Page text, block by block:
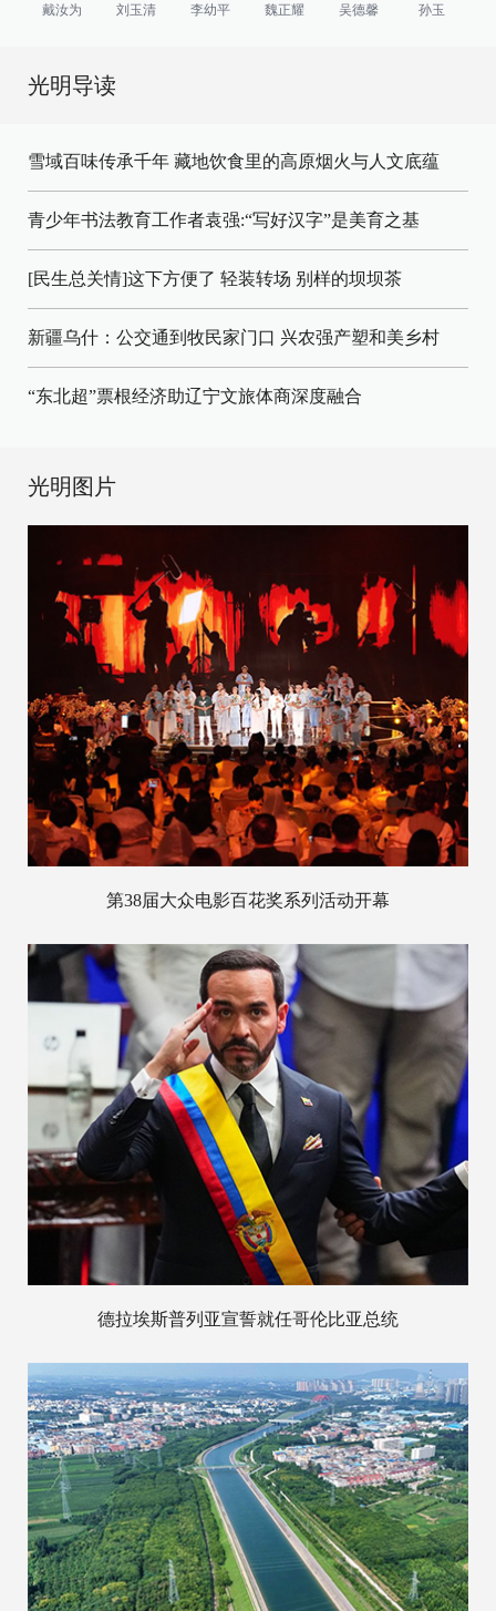
戴汝为
刘玉清 李幼平 魏正耀 吴德馨 孙玉
光明导读
雪域百味传承千年 藏地饮食里的高原烟火与人文底蕴
青少年书法教育工作者袁强:“写好汉字”是美育之基
[民生总关情]这下方便了 轻装转场 别样的坝坝茶
新疆乌什：公交通到牧民家门口 兴农强产塑和美乡村
“东北超”票根经济助辽宁文旅体商深度融合
光明图片
第38届大众电影百花奖系列活动开幕
德拉埃斯普列亚宣誓就任哥伦比亚总统